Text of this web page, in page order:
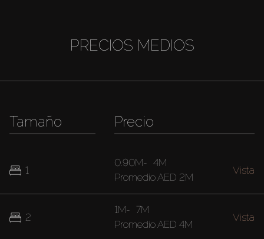
PRECIOS MEDIOS
Tamaño
1
2
Precio
0.90M- 4M
PromedioAED 2M
Vista
1M- 7M
PromedioAED 4M
Vista